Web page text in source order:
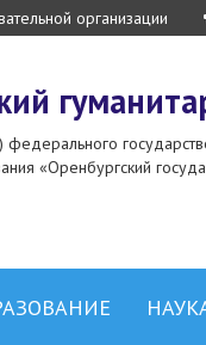
организации
федерального
«Оренбургский